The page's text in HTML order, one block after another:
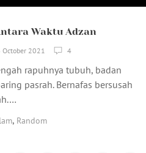
Waktu Adzan
October 2021 4
rapuhnya tubuh, badan
pasrah. Bernafas bersusah
, Random